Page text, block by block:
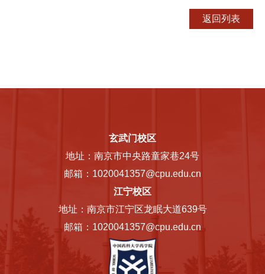
玄武门校区
地址：南京市中央路童家巷24号
邮箱：1020041357@cpu.edu.cn
江宁校区
地址：南京市江宁区龙眠大道639号
邮箱：1020041357@cpu.edu.cn